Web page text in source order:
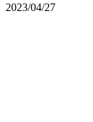
2023/04/27